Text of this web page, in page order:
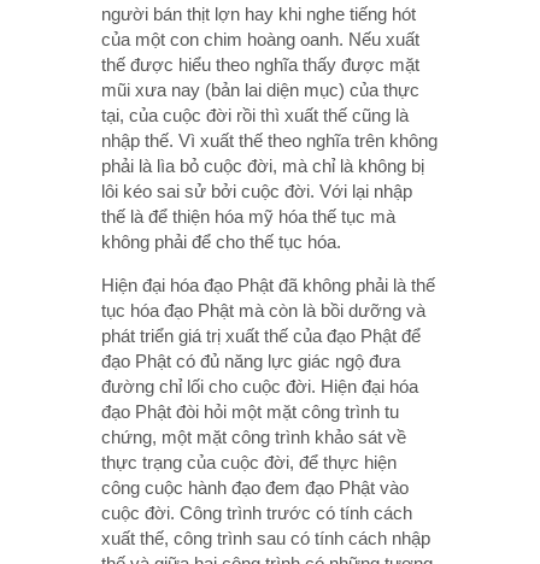
người bán thịt lợn hay khi nghe tiếng hót
của một con chim hoàng oanh. Nếu xuất
thế được hiểu theo nghĩa thấy được mặt
mũi xưa nay (bản lai diện mục) của thực
tại, của cuộc đời rồi thì xuất thế cũng là
nhập thế. Vì xuất thế theo nghĩa trên không
phải là lìa bỏ cuộc đời, mà chỉ là không bị
lôi kéo sai sử bởi cuộc đời. Với lại nhập
thế là để thiện hóa mỹ hóa thế tục mà
không phải để cho thế tục hóa.
Hiện đại hóa đạo Phật đã không phải là thế
tục hóa đạo Phật mà còn là bồi dưỡng và
phát triển giá trị xuất thế của đạo Phật để
đạo Phật có đủ năng lực giác ngộ đưa
đường chỉ lối cho cuộc đời. Hiện đại hóa
đạo Phật đòi hỏi một mặt công trình tu
chứng, một mặt công trình khảo sát về
thực trạng của cuộc đời, để thực hiện
công cuộc hành đạo đem đạo Phật vào
cuộc đời. Công trình trước có tính cách
xuất thế, công trình sau có tính cách nhập